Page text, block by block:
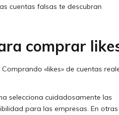
cuentas falsas te descubran
comprar
«likes» de cuentas
selecciona cuidadosamente las
para las empresas. En otras